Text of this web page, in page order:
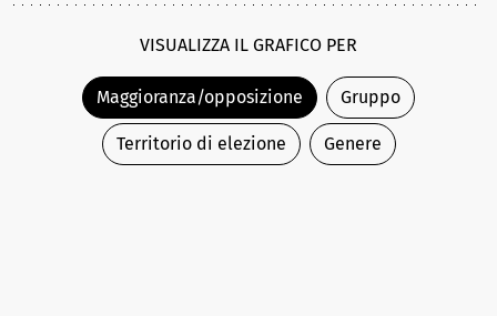
VISUALIZZA IL GRAFICO PER
Maggioranza/opposizione Gruppo
Territorio di elezione Genere